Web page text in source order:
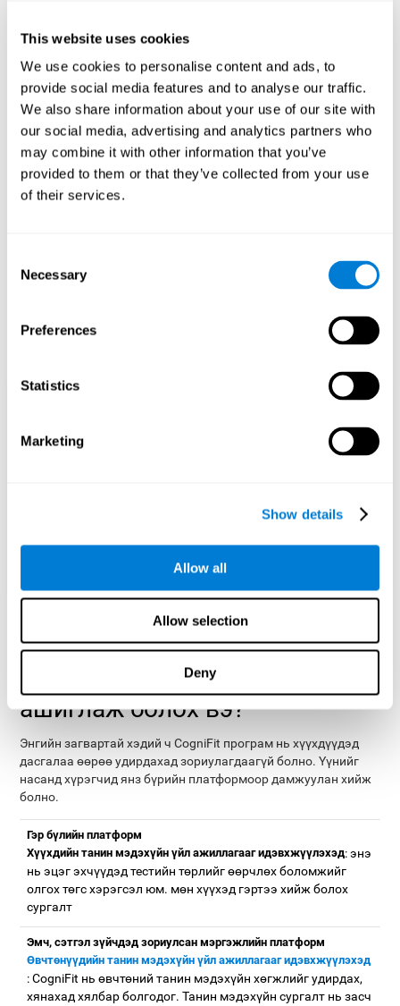
This website uses cookies
We use cookies to personalise content and ads, to
provide social media features and to analyse our traffic.
We also share information about your use of our site with
our social media, advertising and analytics partners who
may combine it with other information that you’ve
provided to them or that they’ve collected from your use
of their services.
Selection
Necessary
Preferences
Statistics
Marketing
Show details
Allow all
Allow selection
Deny
CogniFit-ийн танин мэдэхүйн
үйл ажиллагааг идэвхжүүлэх
даалгавар, хэрэгсэл нь хэнд
зориулагдсан бэ?
Хүүхдийн бага нас нь эцэг эхийн хувьд ихэвчлэн хэцүү үе
байдаг: янз бүрийн хүндрэл, өвчин, эмгэгүүд гарч ирдэг
бөгөөд үүнийг даван туулахад тийм ч хялбар байдаггүй.
Хүүхдийн эрүүл мэндийн талаар мэдээлэл дутмаг, санаа
Сургуультай холбоотой асуудалгүй байсан ч
наснаасаа
хүссэн хүүхдүүдэд CogniFit танин мэдэхүйн
сургалтыг зөвлөж байна.
Хүүхдэд зориулсан танин
мэдэхүйн өдөөлтийг хэн
ашиглаж болох вэ?
Энгийн загвартай хэдий ч CogniFit програм нь хүүхдүүдэд
дасгалаа өөрөө удирдахад зориулагдаагүй болно. Үүнийг
насанд хүрэгчид янз бүрийн платформоор дамжуулан хийж
болно.
Гэр бүлийн платформ
Хүүхдийн танин мэдэхүйн үйл ажиллагааг идэвхжүүлэхэд: энэ
нь эцэг эхчүүдэд тестийн төрлийг өөрчлөх боломжийг
олгох төгс хэрэгсэл юм. мөн хүүхэд гэртээ хийж болох
сургалт
Эмч, сэтгэл зүйчдэд зориулсан мэргэжлийн платформ
Өвчтөнүүдийн танин мэдэхүйн үйл ажиллагааг идэвхжүүлэхэд
: CogniFit нь өвчтөний танин мэдэхүйн хөгжлийг удирдах,
хянахад хялбар болгодог. Танин мэдэхүйн сургалт нь засч